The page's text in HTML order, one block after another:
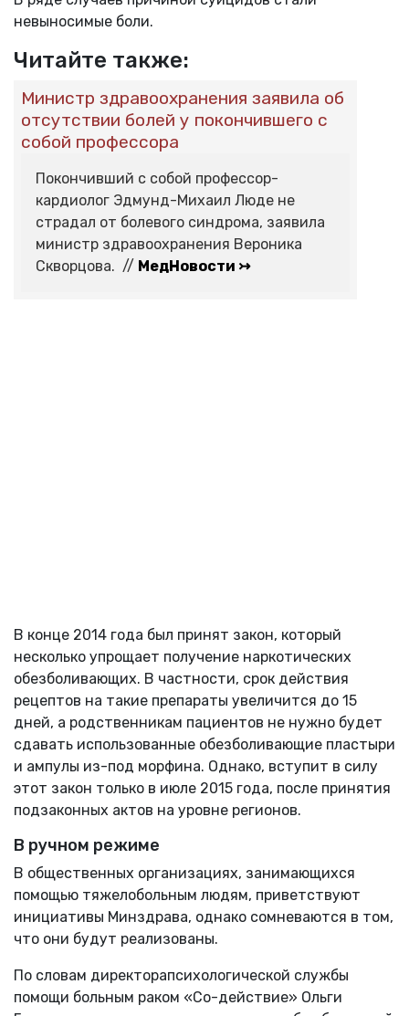
невыносимые боли.
Читайте также:
Министр здравоохранения заявила об
отсутствии болей у покончившего с
собой профессора
Покончивший с собой профессор-
кардиолог Эдмунд-Михаил Люде не
страдал от болевого синдрома, заявила
министр здравоохранения Вероника
Скворцова. // МедНовости ↣
В конце 2014 года был принят закон, который
несколько упрощает получение наркотических
обезболивающих. В частности, срок действия
рецептов на такие препараты увеличится до 15
дней, а родственникам пациентов не нужно будет
сдавать использованные обезболивающие пластыри
и ампулы из-под морфина. Однако, вступит в силу
этот закон только в июле 2015 года, после принятия
подзаконных актов на уровне регионов.
В ручном режиме
В общественных организациях, занимающихся
помощью тяжелобольным людям, приветствуют
инициативы Минздрава, однако сомневаются в том,
что они будут реализованы.
По словам директорапсихологической службы
помощи больным раком «Со-действие» Ольги